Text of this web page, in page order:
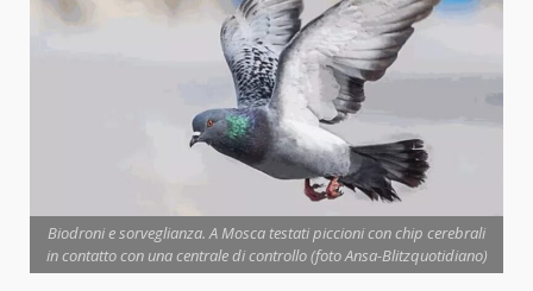
Biodroni e sorveglianza. A Mosca testati piccioni con chip cerebrali
in contatto con una centrale di controllo (foto Ansa-Blitzquotidiano)